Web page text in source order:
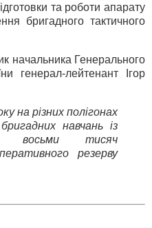
та роботи апарату
бригадного тактичного
начальника Генерального
генерал-лейтенант Ігор
на різних полігонах
навчань із
восьми тисяч
резерву